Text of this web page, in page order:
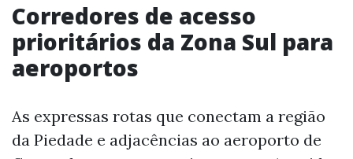
Corredores de acesso
prioritários da Zona Sul para
aeroportos
As expressas rotas que conectam a região
da Piedade e adjacências ao aeroporto de